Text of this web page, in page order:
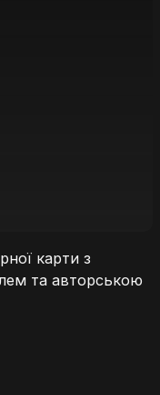
карти з
та авторською